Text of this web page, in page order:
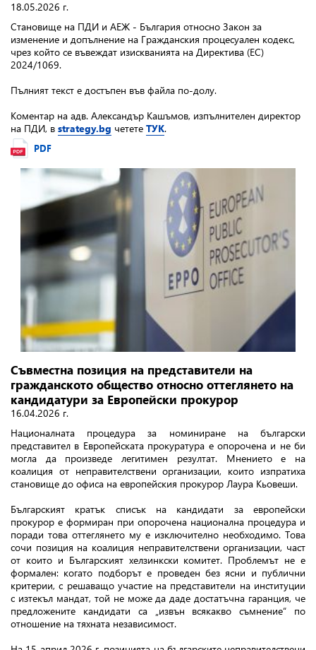
18.05.2026 г.
Становище на ПДИ и АЕЖ - България относно Закон за
изменение и допълнение на Гражданския процесуален кодекс,
чрез който се въвеждат изискванията на Директива (ЕС)
2024/1069.
Пълният текст е достъпен във файла по-долу.
Коментар на адв. Александър Кашъмов, изпълнителен директор
на ПДИ, в strategy.bg четете ТУК.
PDF
Съвместна позиция на представители на
гражданското общество относно оттеглянето на
кандидатури за Европейски прокурор
16.04.2026 г.
Националната процедура за номиниране на български
представител в Европейската прокуратура е опорочена и не би
могла да произведе легитимен резултат. Мнението е на
коалиция от неправителствени организации, които изпратиха
становище до офиса на европейския прокурор Лаура Кьовеши.
Българският кратък списък на кандидати за европейски
прокурор е формиран при опорочена национална процедура и
поради това оттеглянето му е изключително необходимо. Това
сочи позиция на коалиция неправителствени организации, част
от които и Българският хелзинкски комитет. Проблемът не е
формален: когато подборът е проведен без ясни и публични
критерии, с решаващо участие на представители на институции
с изтекъл мандат, той не може да даде достатъчна гаранция, че
предложените кандидати са „извън всякакво съмнение“ по
отношение на тяхната независимост.